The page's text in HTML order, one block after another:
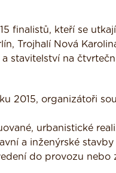
finalistů, kteří se
Trojhalí Nová
stavitelství na
2015, organizátoři
urbanistické
a inženýrské
do provozu